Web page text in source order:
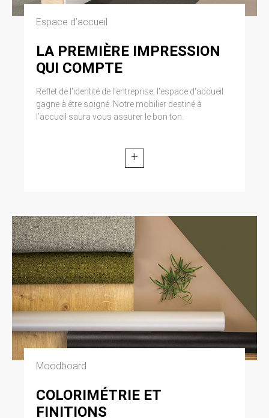
Espace d’accueil
LA PREMIÈRE IMPRESSION
QUI COMPTE
Reflet de l'identité de l'entreprise, l'espace d'accueil
gagne à être soigné. Notre mobilier destiné à
l’accueil saura vous assurer le bon ton.
+
Moodboard
COLORIMÉTRIE ET
FINITIONS